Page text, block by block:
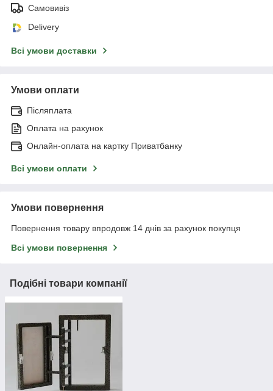
Самовивіз
Delivery
Всі умови доставки
Умови оплати
Післяплата
Оплата на рахунок
Онлайн-оплата на картку Приватбанку
Всі умови оплати
Умови повернення
Повернення товару впродовж 14 днів за рахунок покупця
Всі умови повернення
Подібні товари компанії